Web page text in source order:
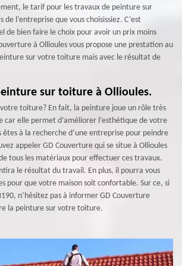
le tarif pour les travaux de peinture sur
l’entreprise que vous choisissiez. C’est
de bien faire le choix pour avoir un prix moins
à Ollioules vous propose une prestation au
sur votre toiture mais avec le résultat de
sur toiture à Ollioules.
toiture? En fait, la peinture joue un rôle très
elle permet d’améliorer l’esthétique de votre
êtes à la recherche d’une entreprise pour peindre
appeler GD Couverture qui se situe à Ollioules
tous les matériaux pour effectuer ces travaux.
le résultat du travail. En plus, il pourra vous
pour que votre maison soit confortable. Sur ce, si
n’hésitez pas à informer GD Couverture
la peinture sur votre toiture.